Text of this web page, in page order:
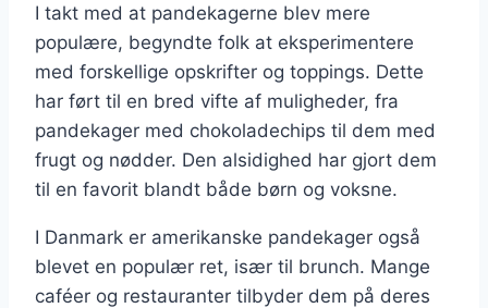
I takt med at pandekagerne blev mere
populære, begyndte folk at eksperimentere
med forskellige opskrifter og toppings. Dette
har ført til en bred vifte af muligheder, fra
pandekager med chokoladechips til dem med
frugt og nødder. Den alsidighed har gjort dem
til en favorit blandt både børn og voksne.
I Danmark er amerikanske pandekager også
blevet en populær ret, især til brunch. Mange
caféer og restauranter tilbyder dem på deres